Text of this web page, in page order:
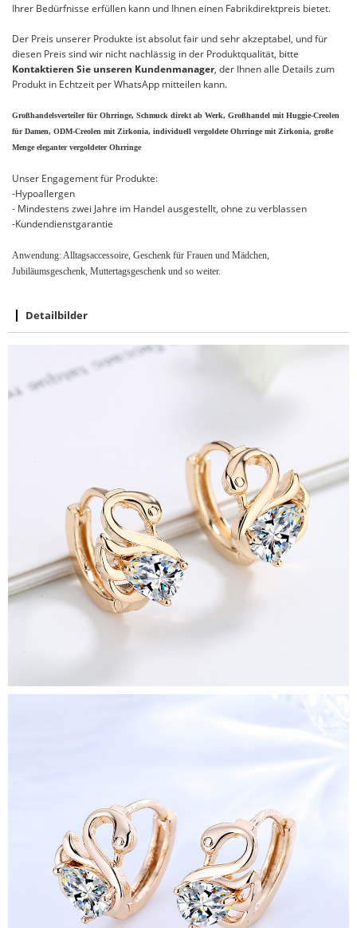
Ihrer Bedürfnisse erfüllen kann und Ihnen einen Fabrikdirektpreis bietet.
Der Preis unserer Produkte ist absolut fair und sehr akzeptabel, und für
diesen Preis sind wir nicht nachlässig in der Produktqualität, bitte
Kontaktieren Sie unseren Kundenmanager, der Ihnen alle Details zum
Produkt in Echtzeit per WhatsApp mitteilen kann.
Großhandelsverteiler für Ohrringe, Schmuck direkt ab Werk, Großhandel mit Huggie-Creolen
für Damen, ODM-Creolen mit Zirkonia, individuell vergoldete Ohrringe mit Zirkonia, große
Menge eleganter vergoldeter Ohrringe
Unser Engagement für Produkte:
-Hypoallergen
- Mindestens zwei Jahre im Handel ausgestellt, ohne zu verblassen
-Kundendienstgarantie
Anwendung: Alltagsaccessoire, Geschenk für Frauen und Mädchen,
Jubiläumsgeschenk, Muttertagsgeschenk und so weiter.
Detailbilder